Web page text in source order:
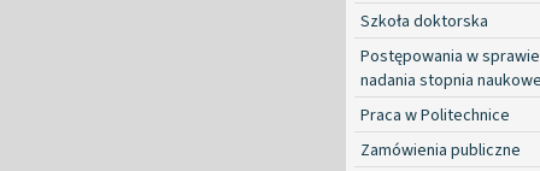
Szkoła doktorska
Postępowania w sprawie
nadania stopnia
Praca w Politechnice
Zamówienia publiczne